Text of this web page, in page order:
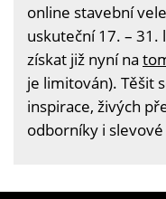
online stavební
uskuteční 17. – 31.
získat již nyní na
je limitován). Těšit
inspirace, živých
odborníky i